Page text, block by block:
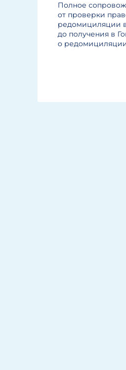
Полное
от проверки
редомициляции
до получения в
о